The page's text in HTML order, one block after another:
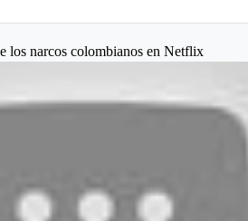
los narcos colombianos en Netflix